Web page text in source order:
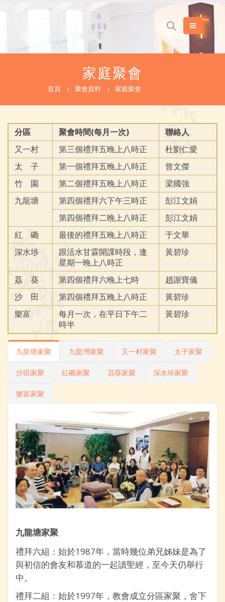
家庭聚會
首頁 聚會資料 家庭聚會
分區 聚會時間(每月一次)
聯絡人
又一村
第三個禮拜五晚上八時正
杜劉仁愛
太 子
第一個禮拜五晚上八時正
曾文傑
竹 園
第二個禮拜五晚上八時正
梁國強
九龍塘
第四個禮拜六下午三時正
彭江文娟
第四個禮拜二晚上八時正
彭江文娟
紅 磡
最後的禮拜五晚上八時正
于文華
深水埗
跟活水甘霖開課時段，逢
星期一晚上八時正
黃碧珍
荔 葵 第四個禮拜六晚上七時
趙謝寶儀
沙 田
第四個禮拜五晚上八時正
黃碧珍
樂富
每月一次，在平日下午二
時半
黃碧珍
九龍塘家聚 九龍灣家聚 又一村家聚 太子家聚
沙田家聚 紅磡家聚 茘葵家聚 深水埗家聚
樂富家聚
九龍塘家聚
禮拜六組：始於1987年，當時幾位弟兄姊妹是為了
與初信的會友和慕道的一起讀聖經，至今天仍舉行
中。
禮拜二組：始於1997年，教會成立分區家聚，舍下